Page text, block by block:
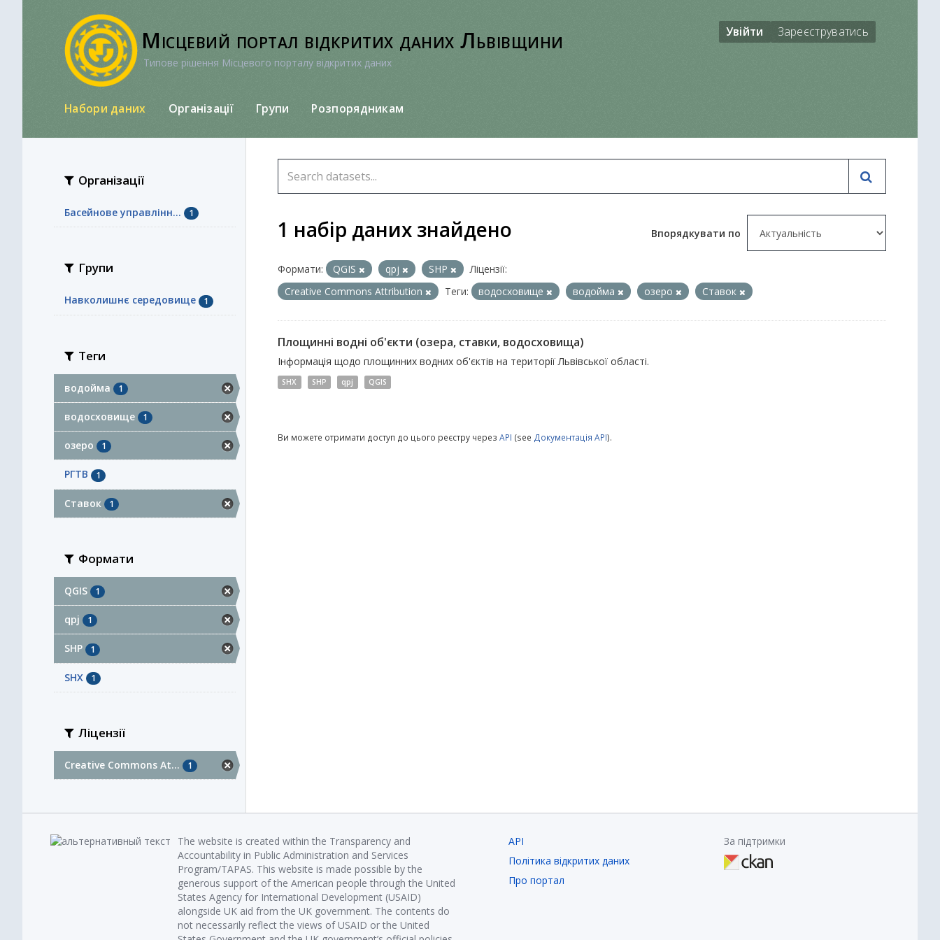
Місцевий портал відкритих даних Львівщини
Типове рішення Місцевого порталу відкритих даних
Увійти Зареєструватись
Набори даних Організації Групи Розпорядникам
Організації
Басейнове управлінн... 1
Групи
Навколишнє середовище 1
Теги
водойма 1
водосховище 1
озеро 1
РГТВ 1
Ставок 1
Формати
QGIS 1
qpj 1
SHP 1
SHX 1
Ліцензії
Creative Commons At... 1
Впорядкувати по
1 набір даних знайдено
Формати: QGIS qpj SHP
Ліцензії:
Creative Commons Attribution
Теги: водосховище водойма озеро Ставок
Площинні водні об'єкти (озера, ставки, водосховища)
Інформація щодо площинних водних об'єктів на території Львівської області.
SHX SHP qpj QGIS
Ви можете отримати доступ до цього реєстру через API (see Документація API).
The website is created within the Transparency and
Accountability in Public Administration and Services
Program/TAPAS. This website is made possible by the
generous support of the American people through the United
States Agency for International Development (USAID)
alongside UK aid from the UK government. The contents do
not necessarily reflect the views of USAID or the United
API
Політика відкритих даних
Про портал
За підтримки